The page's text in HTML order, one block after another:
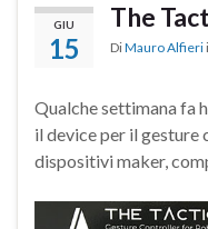
GIU
15
The
DiMauro Alfieri
Qualche settimana fa
il device per il gesture
dispositivi maker,